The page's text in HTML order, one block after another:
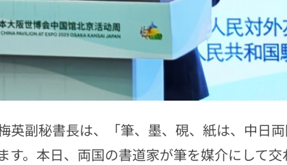
英副秘書長は、「筆、墨、硯、紙は、中日
す。本日、両国の書道家が筆を媒介にして